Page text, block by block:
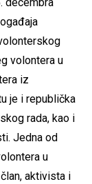
decembra
volontera u
iz
je i republička
rada, kao i
Jedna od
u
aktivista i